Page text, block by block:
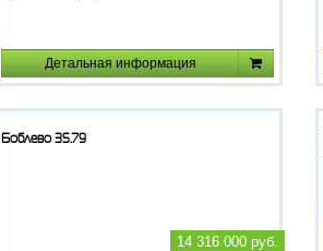
Детальная информация
Боблево 35.79
14 316 000 руб.